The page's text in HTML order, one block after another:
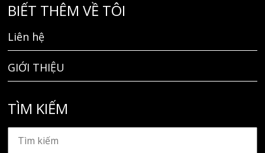
BIẾT THÊM VỀ TÔI
Liên hệ
GIỚI THIỆU
TÌM KIẾM